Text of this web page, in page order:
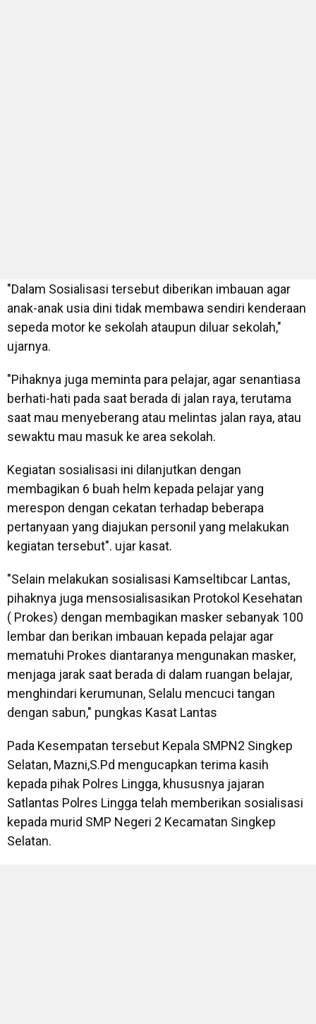
"Dalam Sosialisasi tersebut diberikan imbauan agar
anak-anak usia dini tidak membawa sendiri kenderaan
sepeda motor ke sekolah ataupun diluar sekolah,"
ujarnya.
"Pihaknya juga meminta para pelajar, agar senantiasa
berhati-hati pada saat berada di jalan raya, terutama
saat mau menyeberang atau melintas jalan raya, atau
sewaktu mau masuk ke area sekolah.
Kegiatan sosialisasi ini dilanjutkan dengan
membagikan 6 buah helm kepada pelajar yang
merespon dengan cekatan terhadap beberapa
pertanyaan yang diajukan personil yang melakukan
kegiatan tersebut". ujar kasat.
"Selain melakukan sosialisasi Kamseltibcar Lantas,
pihaknya juga mensosialisasikan Protokol Kesehatan
( Prokes) dengan membagikan masker sebanyak 100
lembar dan berikan imbauan kepada pelajar agar
mematuhi Prokes diantaranya mengunakan masker,
menjaga jarak saat berada di dalam ruangan belajar,
menghindari kerumunan, Selalu mencuci tangan
dengan sabun," pungkas Kasat Lantas
Pada Kesempatan tersebut Kepala SMPN2 Singkep
Selatan, Mazni,S.Pd mengucapkan terima kasih
kepada pihak Polres Lingga, khususnya jajaran
Satlantas Polres Lingga telah memberikan sosialisasi
kepada murid SMP Negeri 2 Kecamatan Singkep
Selatan.